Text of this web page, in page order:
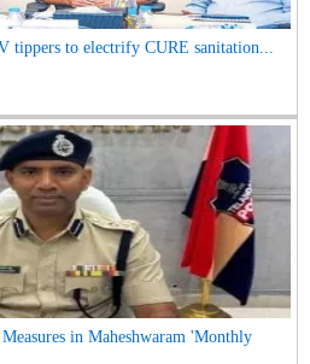
tippers to electrify CURE sanitation...
in Maheshwaram 'Monthly